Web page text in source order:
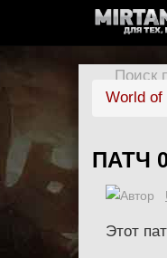
Поиск
World of
ПАТЧ
Этот